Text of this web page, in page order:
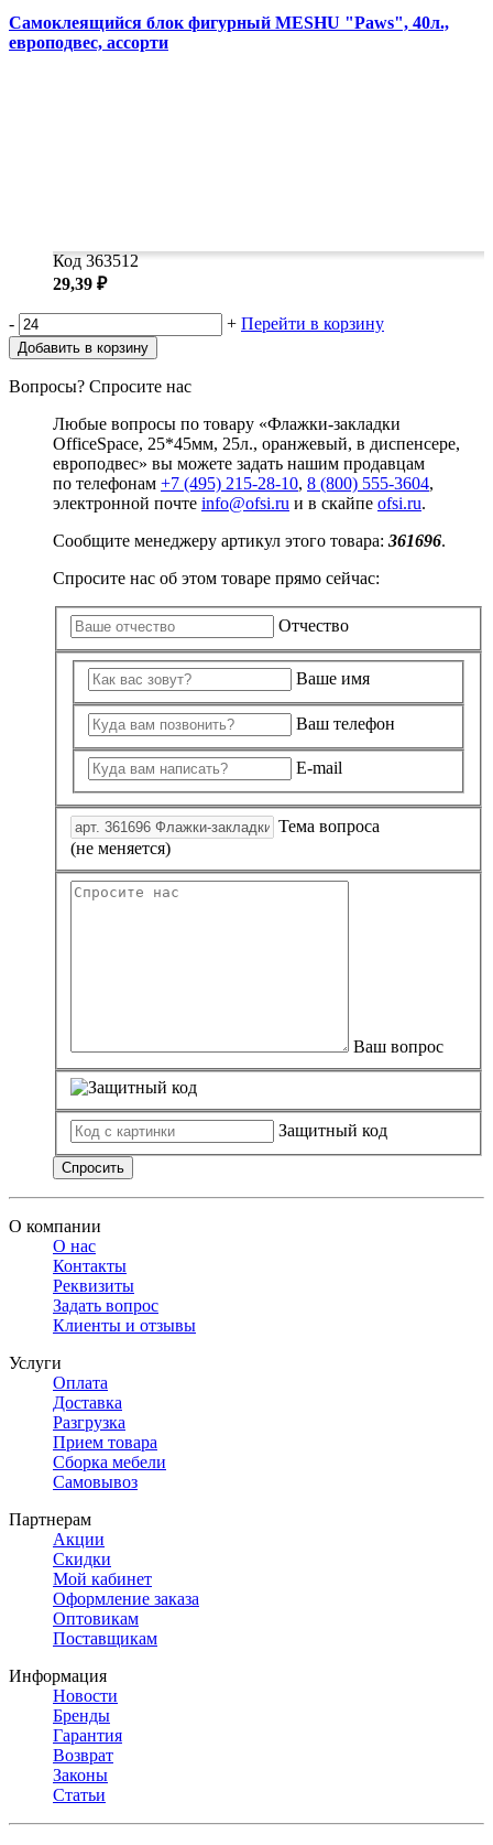
Самоклеящийся блок фигурный MESHU "Paws", 40л.,
европодвеc, ассорти
Код 363512
29,39 ₽
- + Перейти в корзину
Добавить в корзину
Вопросы? Спросите нас
Любые вопросы по товару «Флажки-закладки
OfficeSpace, 25*45мм, 25л., оранжевый, в диспенсере,
европодвес» вы можете задать нашим продавцам
по телефонам +7 (495) 215-28-10, 8 (800) 555-3604,
электронной почте info@ofsi.ru и в скайпе ofsi.ru.
Сообщите менеджеру артикул этого товара: 361696.
Спросите нас об этом товаре прямо сейчас:
Отчество
Ваше имя
Ваш телефон
E-mail
Тема вопроса
(не меняется)
Ваш вопрос
Защитный код
Спросить
О компании
О нас
Контакты
Реквизиты
Задать вопрос
Клиенты и отзывы
Услуги
Оплата
Доставка
Разгрузка
Прием товара
Сборка мебели
Самовывоз
Партнерам
Акции
Скидки
Мой кабинет
Оформление заказа
Оптовикам
Поставщикам
Информация
Новости
Бренды
Гарантия
Возврат
Законы
Статьи